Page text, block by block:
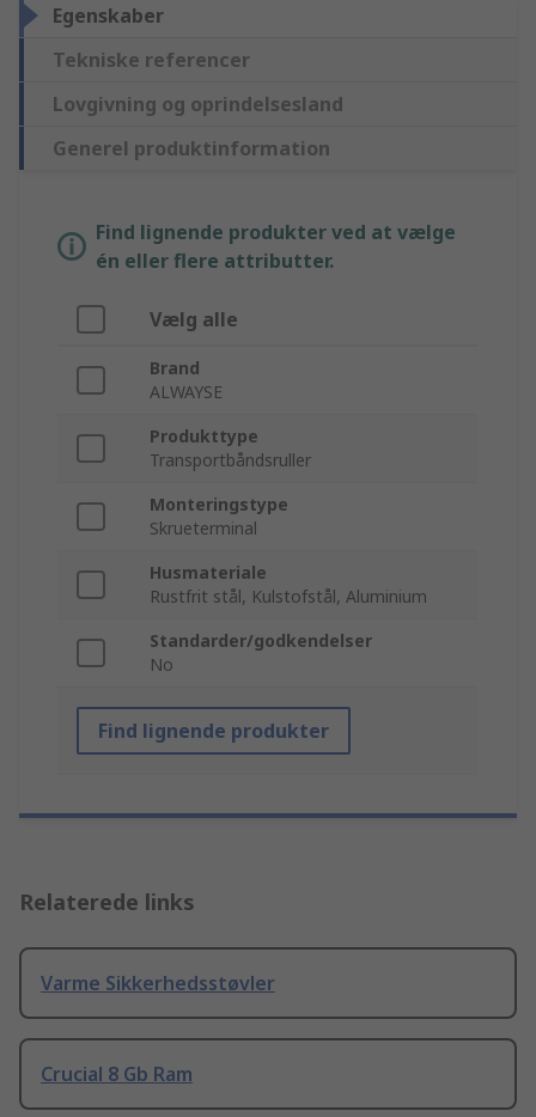
Egenskaber
Tekniske referencer
Lovgivning og oprindelsesland
Generel produktinformation
Find lignende produkter ved at vælge
én eller flere attributter.
Vælg alle
Brand
ALWAYSE
Produkttype
Transportbåndsruller
Monteringstype
Skrueterminal
Husmateriale
Rustfrit stål, Kulstofstål, Aluminium
Standarder/godkendelser
No
Find lignende produkter
Relaterede links
Varme Sikkerhedsstøvler
Crucial 8 Gb Ram